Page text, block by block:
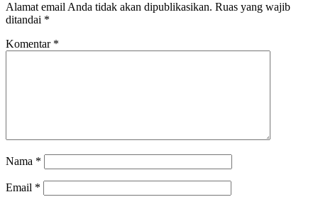
Alamat email Anda tidak akan dipublikasikan. Ruas yang wajib
ditandai *
Komentar *
Nama *
Email *